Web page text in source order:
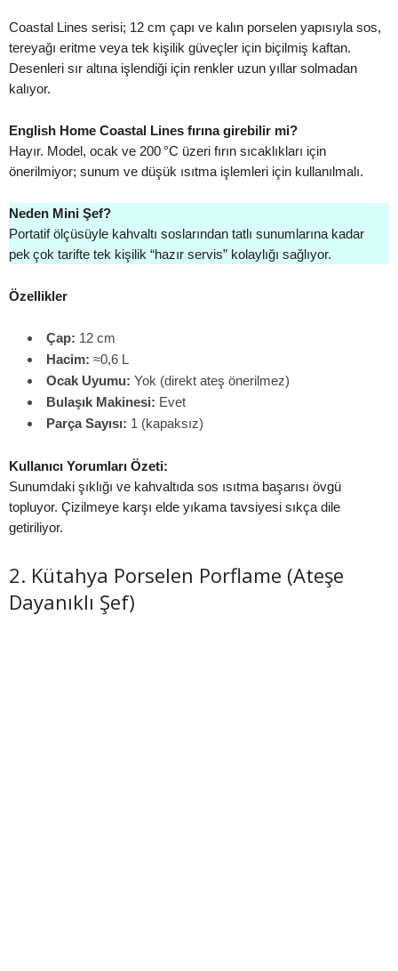
Coastal Lines serisi; 12 cm çapı ve kalın porselen yapısıyla sos,
tereyağı eritme veya tek kişilik güveçler için biçilmiş kaftan.
Desenleri sır altına işlendiği için renkler uzun yıllar solmadan
kalıyor.
English Home Coastal Lines fırına girebilir mi?
Hayır. Model, ocak ve 200 °C üzeri fırın sıcaklıkları için
önerilmiyor; sunum ve düşük ısıtma işlemleri için kullanılmalı.
Neden Mini Şef?
Portatif ölçüsüyle kahvaltı soslarından tatlı sunumlarına kadar
pek çok tarifte tek kişilik “hazır servis” kolaylığı sağlıyor.
Özellikler
Çap: 12 cm
Hacim: ≈0,6 L
Ocak Uyumu: Yok (direkt ateş önerilmez)
Bulaşık Makinesi: Evet
Parça Sayısı: 1 (kapaksız)
Kullanıcı Yorumları Özeti:
Sunumdaki şıklığı ve kahvaltıda sos ısıtma başarısı övgü
topluyor. Çizilmeye karşı elde yıkama tavsiyesi sıkça dile
getiriliyor.
2. Kütahya Porselen Porflame (Ateşe
Dayanıklı Şef)